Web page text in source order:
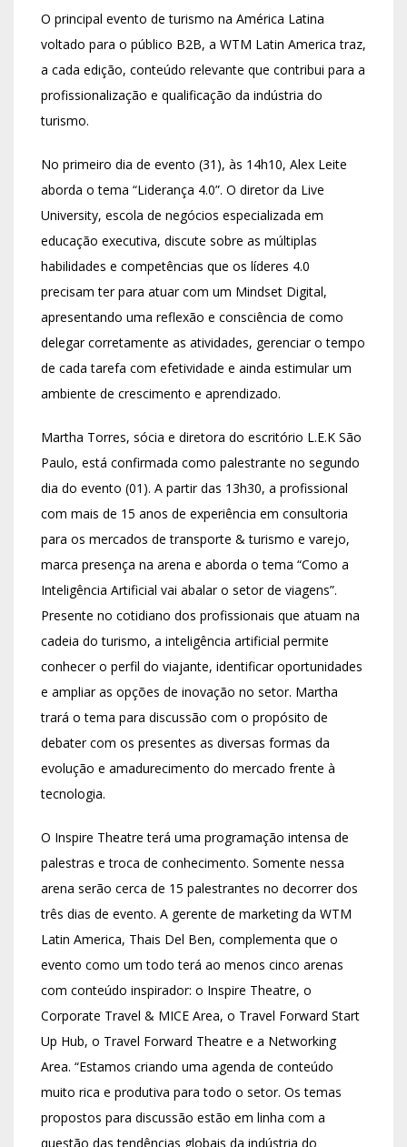
O principal evento de turismo na América Latina
voltado para o público B2B, a WTM Latin America traz,
a cada edição, conteúdo relevante que contribui para a
profissionalização e qualificação da indústria do
turismo.
No primeiro dia de evento (31), às 14h10, Alex Leite
aborda o tema “Liderança 4.0”. O diretor da Live
University, escola de negócios especializada em
educação executiva, discute sobre as múltiplas
habilidades e competências que os líderes 4.0
precisam ter para atuar com um Mindset Digital,
apresentando uma reflexão e consciência de como
delegar corretamente as atividades, gerenciar o tempo
de cada tarefa com efetividade e ainda estimular um
ambiente de crescimento e aprendizado.
Martha Torres, sócia e diretora do escritório L.E.K São
Paulo, está confirmada como palestrante no segundo
dia do evento (01). A partir das 13h30, a profissional
com mais de 15 anos de experiência em consultoria
para os mercados de transporte & turismo e varejo,
marca presença na arena e aborda o tema “Como a
Inteligência Artificial vai abalar o setor de viagens”.
Presente no cotidiano dos profissionais que atuam na
cadeia do turismo, a inteligência artificial permite
conhecer o perfil do viajante, identificar oportunidades
e ampliar as opções de inovação no setor. Martha
trará o tema para discussão com o propósito de
debater com os presentes as diversas formas da
evolução e amadurecimento do mercado frente à
tecnologia.
O Inspire Theatre terá uma programação intensa de
palestras e troca de conhecimento. Somente nessa
arena serão cerca de 15 palestrantes no decorrer dos
três dias de evento. A gerente de marketing da WTM
Latin America, Thais Del Ben, complementa que o
evento como um todo terá ao menos cinco arenas
com conteúdo inspirador: o Inspire Theatre, o
Corporate Travel & MICE Area, o Travel Forward Start
Up Hub, o Travel Forward Theatre e a Networking
Area. “Estamos criando uma agenda de conteúdo
muito rica e produtiva para todo o setor. Os temas
propostos para discussão estão em linha com a
questão das tendências globais da indústria do